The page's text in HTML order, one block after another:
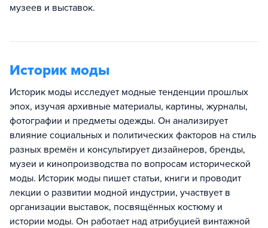
музеев и выставок.
Историк моды
Историк моды исследует модные тенденции прошлых
эпох, изучая архивные материалы, картины, журналы,
фотографии и предметы одежды. Он анализирует
влияние социальных и политических факторов на стиль
разных времён и консультирует дизайнеров, бренды,
музеи и кинопроизводства по вопросам исторической
моды. Историк моды пишет статьи, книги и проводит
лекции о развитии модной индустрии, участвует в
организации выставок, посвящённых костюму и
истории моды. Он работает над атрибуцией винтажной